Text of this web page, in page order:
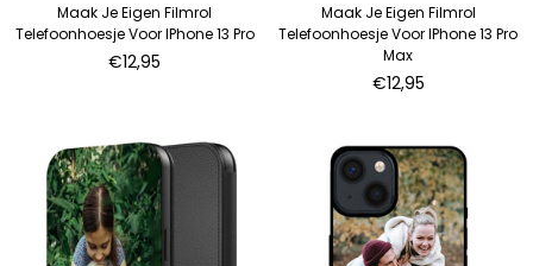
Maak Je Eigen Filmrol
Telefoonhoesje Voor IPhone 13 Pro
Normale
€12,95
Maak Je Eigen Filmrol
Telefoonhoesje Voor IPhone 13 Pro
Max
Normale
€12,95